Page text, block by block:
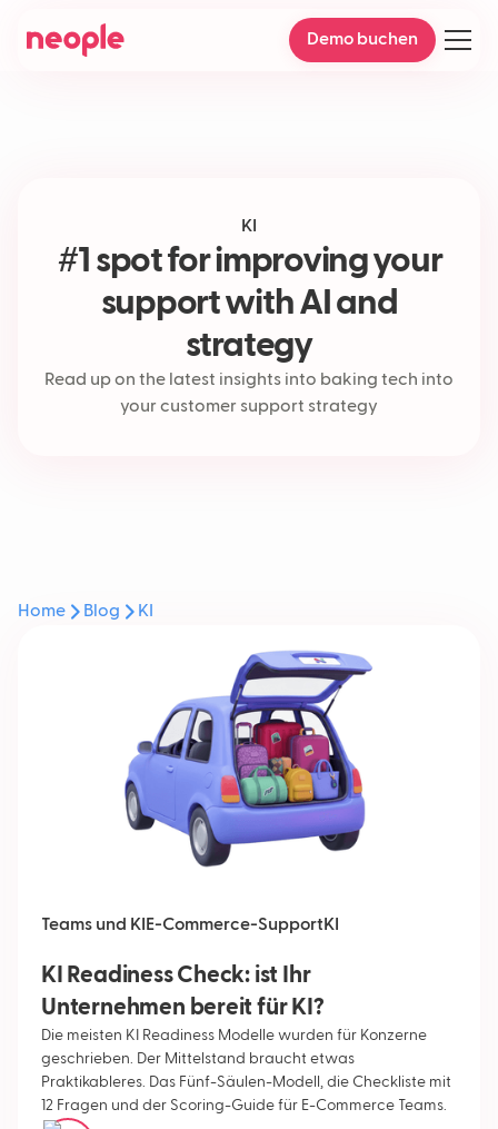
Demo buchen
KI
#1 spot for improving your
support with AI and
strategy
Read up on the latest insights into baking tech into
your customer support strategy
Home Blog KI
Teams und KI E-Commerce-Support KI
KI Readiness Check: ist Ihr
Unternehmen bereit für KI?
Die meisten KI Readiness Modelle wurden für Konzerne
geschrieben. Der Mittelstand braucht etwas
Praktikableres. Das Fünf-Säulen-Modell, die Checkliste mit
12 Fragen und der Scoring-Guide für E-Commerce Teams.